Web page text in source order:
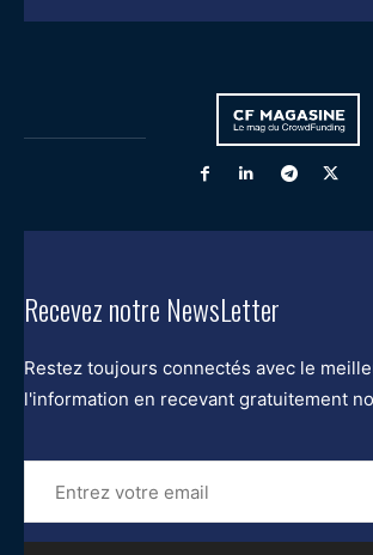
Recevez notre NewsLetter
Restez toujours connectés avec le
l'information en recevant gratuitement
Entrez
votre
email